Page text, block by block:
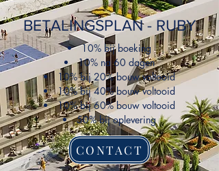
BETALINGSPLAN - RUBY
10% bij boeking
10% na 60 dagen
10% bij 20% bouw voltooid
10% bij 40% bouw voltooid
10% bij 60% bouw voltooid
50% bij oplevering
CONTACT